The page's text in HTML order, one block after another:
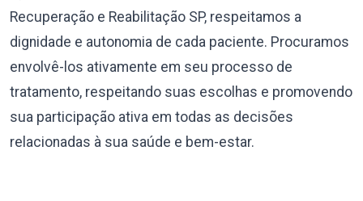
Recuperação e Reabilitação SP, respeitamos a
dignidade e autonomia de cada paciente. Procuramos
envolvê-los ativamente em seu processo de
tratamento, respeitando suas escolhas e promovendo
sua participação ativa em todas as decisões
relacionadas à sua saúde e bem-estar.